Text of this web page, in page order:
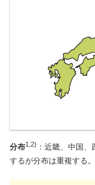
分布1,2) ：近畿、中国
するが分布は重複する